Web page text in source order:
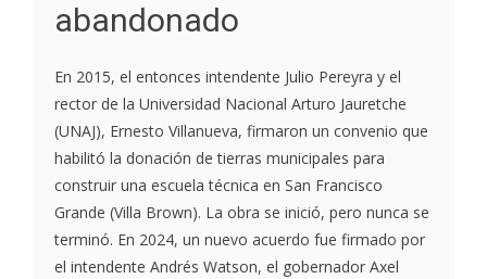
abandonado
En 2015, el entonces intendente Julio Pereyra y el
rector de la Universidad Nacional Arturo Jauretche
(UNAJ), Ernesto Villanueva, firmaron un convenio que
habilitó la donación de tierras municipales para
construir una escuela técnica en San Francisco
Grande (Villa Brown). La obra se inició, pero nunca se
terminó. En 2024, un nuevo acuerdo fue firmado por
el intendente Andrés Watson, el gobernador Axel